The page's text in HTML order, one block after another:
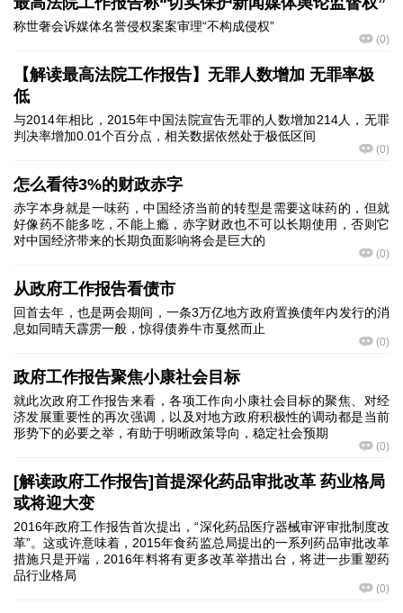
称世奢会诉媒体名誉侵权案案审理“不构成侵权”
(0)
【解读最高法院工作报告】无罪人数增加 无罪率极
低
与2014年相比，2015年中国法院宣告无罪的人数增加214人，无罪
判决率增加0.01个百分点，相关数据依然处于极低区间
(0)
怎么看待3%的财政赤字
赤字本身就是一味药，中国经济当前的转型是需要这味药的，但就
好像药不能多吃，不能上瘾，赤字财政也不可以长期使用，否则它
对中国经济带来的长期负面影响将会是巨大的
(0)
从政府工作报告看债市
回首去年，也是两会期间，一条3万亿地方政府置换债年内发行的消
息如同晴天霹雳一般，惊得债券牛市戛然而止
(0)
政府工作报告聚焦小康社会目标
就此次政府工作报告来看，各项工作向小康社会目标的聚焦、对经
济发展重要性的再次强调，以及对地方政府积极性的调动都是当前
形势下的必要之举，有助于明晰政策导向，稳定社会预期
(0)
[解读政府工作报告]首提深化药品审批改革 药业格局
或将迎大变
2016年政府工作报告首次提出，“深化药品医疗器械审评审批制度改
革”。这或许意味着，2015年食药监总局提出的一系列药品审批改革
措施只是开端，2016年料将有更多改革举措出台，将进一步重塑药
品行业格局
(0)